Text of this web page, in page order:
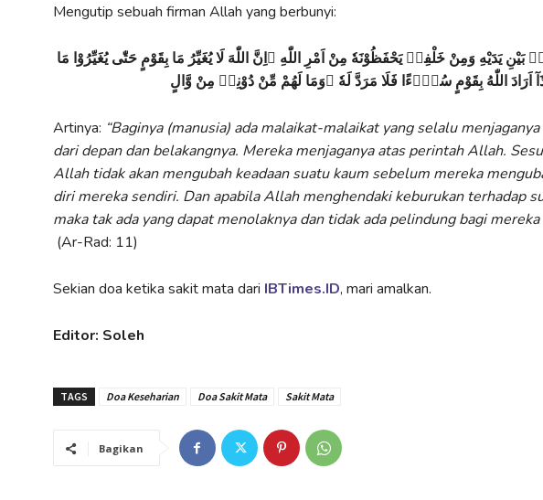
Mengutip sebuah firman Allah yang berbunyi:
يَدَيْهِ وَمِنْ خَلْفِهٖ يَحْفَظُوْنَهٗ مِنْ اَمْرِ اللّٰهِ ۗاِنَّ اللّٰهَ لَا يُغَيِّرُ مَا بِقَوْمٍ حَتّٰى يُغَيِّرُوْا مَا
اَرَادَ اللّٰهُ بِقَوْمٍ سُوْۤءًا فَلَا مَرَدَّ لَهٗ ۚوَمَا لَهُمْ مِّنْ دُوْنِهٖ مِنْ وَّالٍ
Artinya: “Baginya (manusia) ada malaikat-malaikat yang selalu
dari depan dan belakangnya. Mereka menjaganya atas perintah Allah.
Allah tidak akan mengubah keadaan suatu kaum sebelum mereka
diri mereka sendiri. Dan apabila Allah menghendaki keburukan terhadap
maka tak ada yang dapat menolaknya dan tidak ada pelindung bagi mereka
(Ar-Rad: 11)
Sekian doa ketika sakit mata dari IBTimes.ID, mari amalkan.
Editor: Soleh
TAGS Doa Keseharian Doa Sakit Mata Sakit Mata
Bagikan